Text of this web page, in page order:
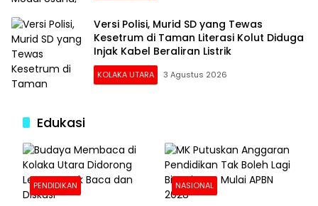
Versi Polisi, Murid SD yang Tewas
Kesetrum di Taman Literasi Kolut Diduga
Injak Kabel Beraliran Listrik
KOLAKA UTARA 3 Agustus 2026
Edukasi
PENDIDIKAN NASIONAL